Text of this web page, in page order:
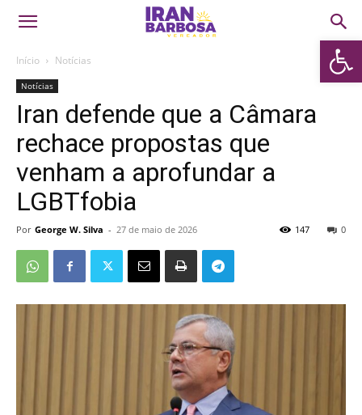
Abrir
Início Notícias
Notícias
Iran defende que a Câmara
rechace propostas que
venham a aprofundar a
LGBTfobia
Por George W. Silva - 27 de maio de 2026 0
147